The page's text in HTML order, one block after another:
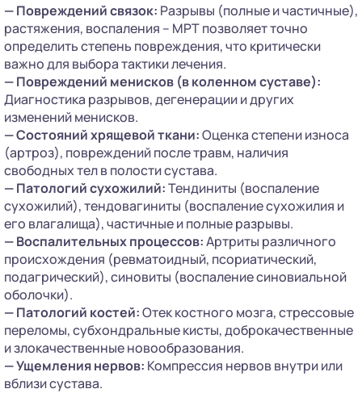
— Повреждений связок: Разрывы (полные и частичные),
растяжения, воспаления – МРТ позволяет точно
определить степень повреждения, что критически
важно для выбора тактики лечения.
— Повреждений менисков (в коленном суставе):
Диагностика разрывов, дегенерации и других
изменений менисков.
— Состояний хрящевой ткани:Оценка степени износа
(артроз), повреждений после травм, наличия
свободных тел в полости сустава.
— Патологий сухожилий:Тендиниты (воспаление
сухожилий), тендовагиниты (воспаление сухожилия и
его влагалища), частичные и полные разрывы.
— Воспалительных процессов:Артриты различного
происхождения (ревматоидный, псориатический,
подагрический), синовиты (воспаление синовиальной
оболочки).
— Патологий костей:Отек костного мозга, стрессовые
переломы, субхондральные кисты, доброкачественные
и злокачественные новообразования.
— Ущемления нервов: Компрессия нервов внутри или
вблизи сустава.